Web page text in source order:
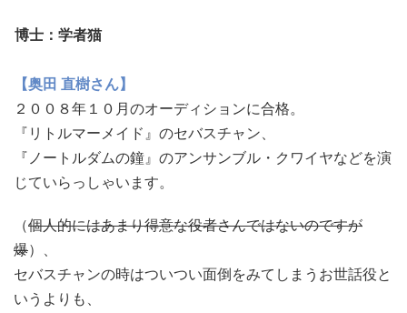
博士：学者猫
【奥田 直樹さん】
２００８年１０月のオーディションに合格。
『リトルマーメイド』のセバスチャン、
『ノートルダムの鐘』 のアンサンブル・クワイヤなどを演
じていらっしゃいます。
（個人的にはあまり得意な役者さんではないのですが
爆）、
セバスチャンの時はついつい面倒をみてしまうお世話役と
いうよりも、